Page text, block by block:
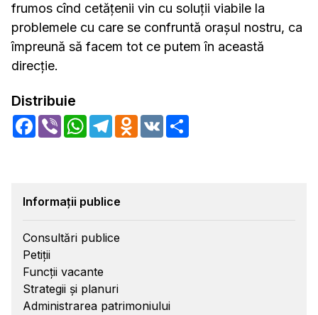
frumos cînd cetăţenii vin cu soluţii viabile la
problemele cu care se confruntă oraşul nostru, ca
împreună să facem tot ce putem în această
direcţie.
Distribuie
Facebook
Viber WhatsApp
TelegramOdnoklassniki
VK
Informații publice
Consultări publice
Petiții
Funcții vacante
Strategii și planuri
Administrarea patrimoniului